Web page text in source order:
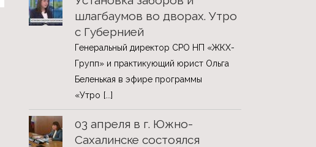
шлагбаумов во дворах. Утро
с Губернией
Генеральный директор СРО НП «ЖКХ-
Групп» и практикующий юрист Ольга
Беленькая в эфире программы
«Утро [...]
03 апреля в г. Южно-
Сахалинске состоялся